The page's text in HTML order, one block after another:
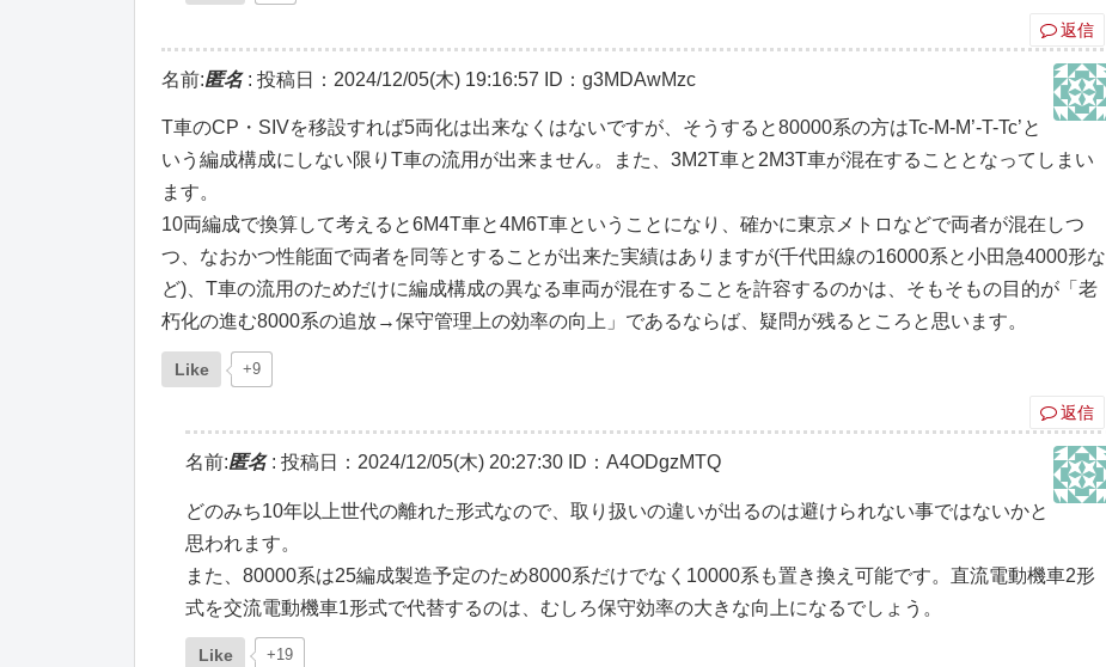
返信
名前:匿名: 投稿日：2024/12/05(木) 19:16:57 ID：g3MDAwMzc
T車のCP・SIVを移設すれば5両化は出来なくはないですが、そうすると80000系の方はTc-M-M’-T-Tc’と
いう編成構成にしない限りT車の流用が出来ません。また、3M2T車と2M3T車が混在することとなってしまい
ます。
10両編成で換算して考えると6M4T車と4M6T車ということになり、確かに東京メトロなどで両者が混在しつ
つ、なおかつ性能面で両者を同等とすることが出来た実績はありますが(千代田線の16000系と小田急4000形な
ど)、T車の流用のためだけに編成構成の異なる車両が混在することを許容するのかは、そもそもの目的が「老
朽化の進む8000系の追放→保守管理上の効率の向上」であるならば、疑問が残るところと思います。
Like +9
返信
名前:匿名: 投稿日：2024/12/05(木) 20:27:30 ID：A4ODgzMTQ
どのみち10年以上世代の離れた形式なので、取り扱いの違いが出るのは避けられない事ではないかと
思われます。
また、80000系は25編成製造予定のため8000系だけでなく10000系も置き換え可能です。直流電動機車2形
式を交流電動機車1形式で代替するのは、むしろ保守効率の大きな向上になるでしょう。
Like +19